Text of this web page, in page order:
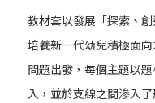
教材套以發展「探索、
培養新一代幼兒積極面
問題出發，每個主題以
入，並於支線之間滲入